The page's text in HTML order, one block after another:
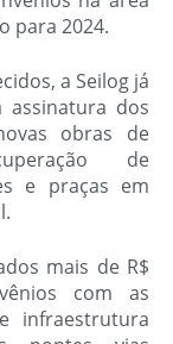
para 2024.
a Seilog já
dos
obras de
de
e praças em
mais de R$
com as
infraestrutura